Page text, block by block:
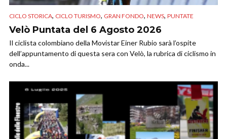
CICLO STORICA, CICLO TURISMO, GRAN FONDO, NEWS, PUNTATE
Velò Puntata del 6 Agosto 2026
Il ciclista colombiano della Movistar Einer Rubio sarà l’ospite
dell’appuntamento di questa sera con Velò, la rubrica di ciclismo in
onda...